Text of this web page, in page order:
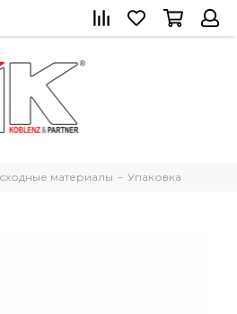
материалы Упаковка